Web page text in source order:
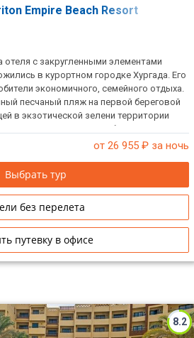
Empire Beach Resort
с закругленными элементами
в курортном городке Хургада. Его
экономичного, семейного отдыха.
песчаный пляж на первой береговой
в экзотической зелени территории
купанием в открытых бассейнах,
или заняться дайвингом.
от 26 955 ₽ за ночь
Выбрать тур
без перелета
путевку в офисе
8.2